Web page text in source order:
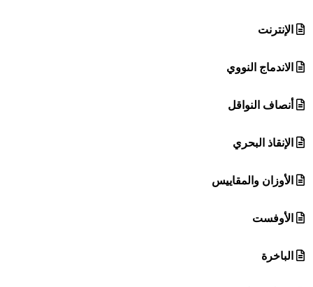
الإنترنت
الاندماج النووي
أنصاف النواقل
الإنقاذ البحري
الأوزان والمقاييس
الأوفست
الباخرة